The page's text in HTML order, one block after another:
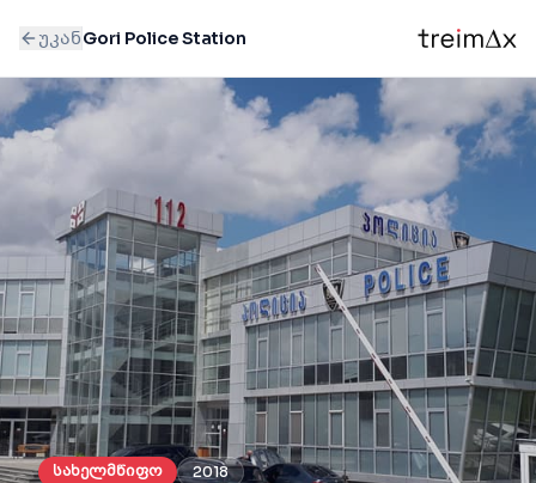
უკანGori Police Station
სახელმწიფო 2018